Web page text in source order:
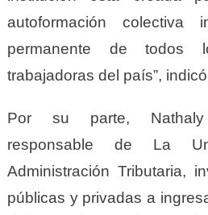
autoformación colectiva
permanente de todos
trabajadoras del país”,
Por su parte, Nathaly
responsable de La
Administración Tributaria,
públicas y privadas a